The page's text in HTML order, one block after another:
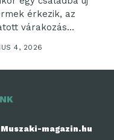
érkezik, az
várakozás
4, 2026
Muszaki-magazin.hu